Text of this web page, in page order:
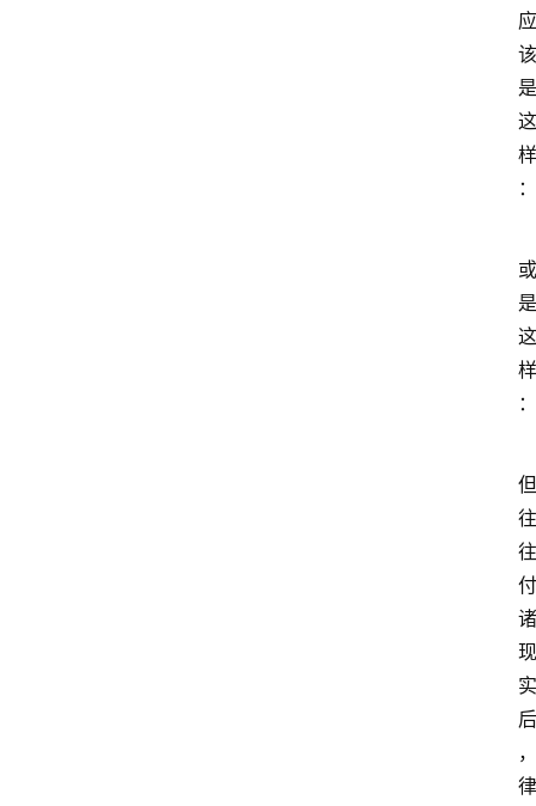
应
该
是
这
样
：
或
是
这
样
：
但
往
往
付
诸
现
实
后
，
律